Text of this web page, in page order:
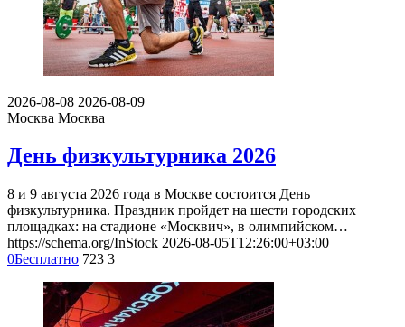
2026-08-08 2026-08-09
Москва Москва
День физкультурника 2026
8 и 9 августа 2026 года в Москве состоится День
физкультурника. Праздник пройдет на шести городских
площадках: на стадионе «Москвич», в олимпийском…
https://schema.org/InStock 2026-08-05T12:26:00+03:00
0Бесплатно 723 3